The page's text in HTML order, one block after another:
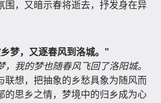
围，又暗示春将逝去，抒发身在异
梦，又逐春风到洛城。”
，我的梦也随春风飞回了洛阳城。
联想，把抽象的乡愁具象为随风而
的思乡之情，梦境中的归乡成为心